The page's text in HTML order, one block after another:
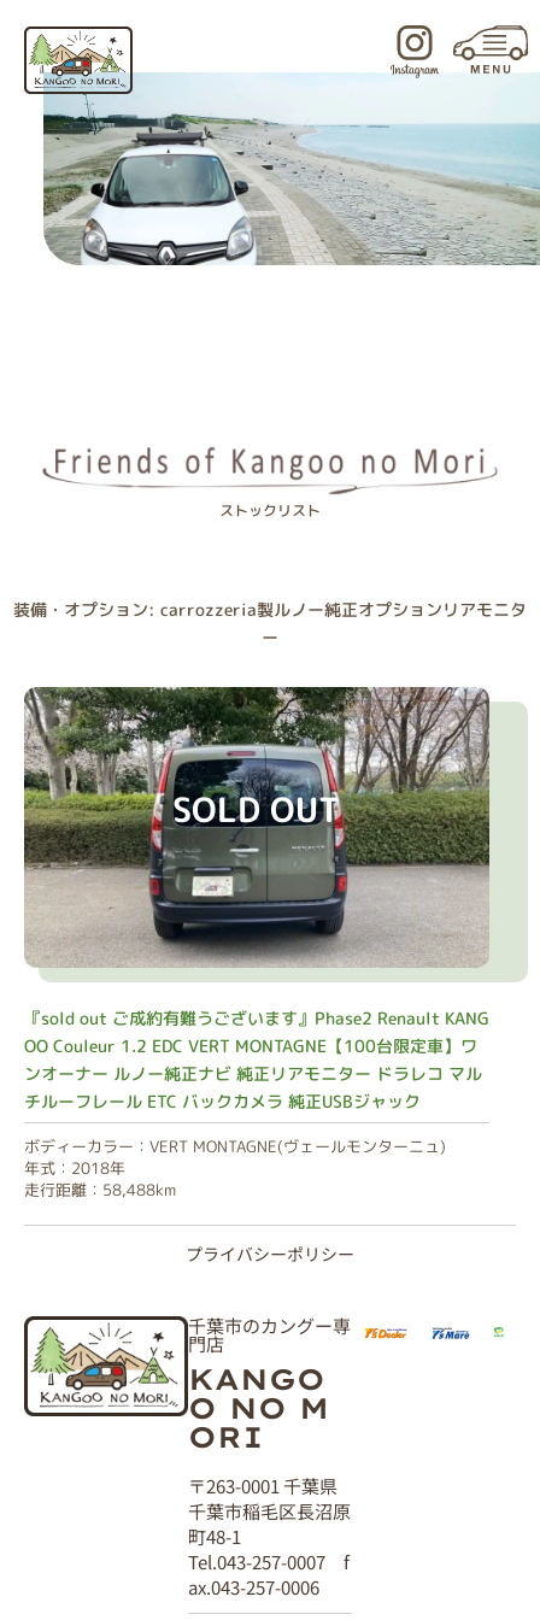
ストックリスト
装備・オプション: carrozzeria製ルノー純正オプションリアモニタ
ー
SOLD OUT
『sold out ご成約有難うございます』Phase2 Renault KANG
OO Couleur 1.2 EDC VERT MONTAGNE【100台限定車】ワ
ンオーナー ルノー純正ナビ 純正リアモニター ドラレコ マル
チルーフレール ETC バックカメラ 純正USBジャック
ボディーカラー：VERT MONTAGNE(ヴェールモンターニュ)
年式：2018年
走行距離：58,488km
プライバシーポリシー
千葉市のカングー専
門店
KANGO
O NO M
ORI
〒263-0001 千葉県
千葉市稲毛区長沼原
町48-1
Tel.043-257-0007 f
ax.043-257-0006